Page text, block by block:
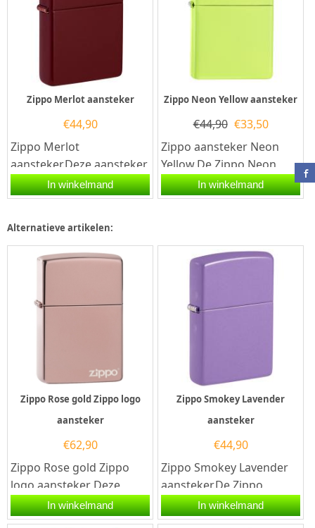
Zippo Merlot aansteker
€44,90
Zippo Merlot
aansteker.Deze aansteker
Zippo heeft een coating in
de kleur Merlot.Een
In winkelmand
Zippo Neon Yellow aansteker
€44,90 €33,50
Zippo aansteker Neon
Yellow.De Zippo Neon
Yellow aansteker heeft
rondom een Neon gele
In winkelmand
Alternatieve artikelen:
Zippo Rose gold Zippo logo
aansteker
€62,90
Zippo Rose gold Zippo
logo aansteker Deze
zippo aansteker heeft een
hoogglans roze coating.
In winkelmand
Zippo Smokey Lavender
aansteker
€44,90
Zippo Smokey Lavender
aansteker.De Zippo
Smokey Lavender
aansteker heeft rondom
In winkelmand